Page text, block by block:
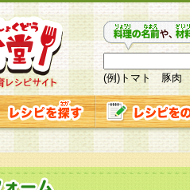
(例)トマト 豚肉